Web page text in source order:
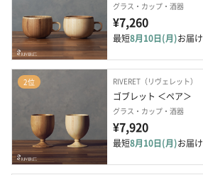
グラス・カップ・酒器
¥7,260
最短8月10日(月)お届け
2位 RIVERET（リヴェレット）
ゴブレット ＜ペア＞
グラス・カップ・酒器
¥7,920
最短8月10日(月)お届け